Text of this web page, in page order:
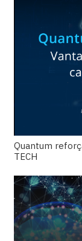
Quantum
TECH